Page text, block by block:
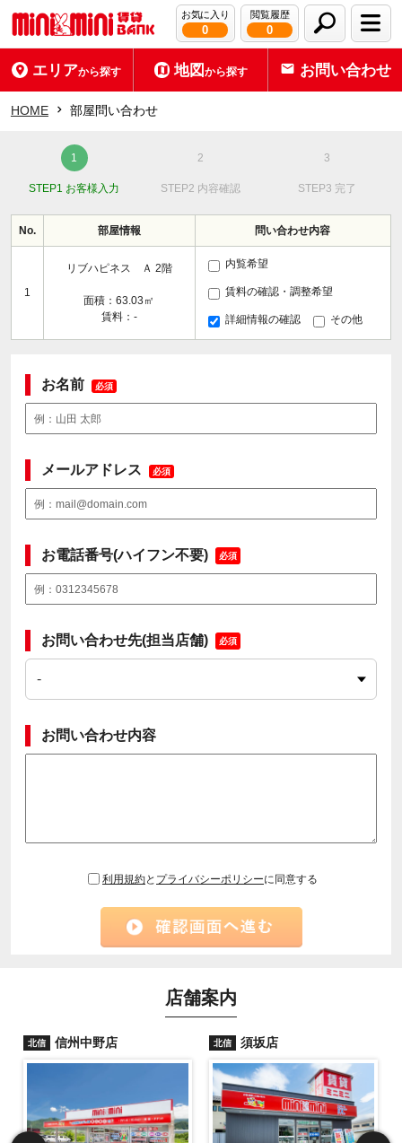
お気に入り
0
閲覧履歴
0
エリアから探す 地図から探す お問い合わせ
HOME 部屋問い合わせ
STEP1 お客様入力 STEP2 内容確認 STEP3 完了
No. 部屋情報 問い合わせ内容
1
リブハピネス Ａ 2階
面積：63.03㎡
賃料：-
内覧希望
賃料の確認・調整希望
詳細情報の確認 その他
お名前 必須
メールアドレス 必須
お電話番号(ハイフン不要) 必須
お問い合わせ先(担当店舗) 必須
お問い合わせ内容
利用規約と プライバシーポリシーに同意する
店舗案内
北信 信州中野店 北信 須坂店